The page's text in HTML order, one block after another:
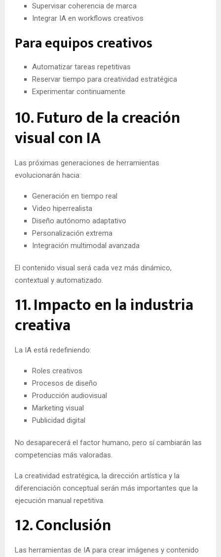
Supervisar coherencia de marca
Integrar IA en workflows creativos
Para equipos creativos
Automatizar tareas repetitivas
Reservar tiempo para creatividad estratégica
Experimentar continuamente
10. Futuro de la creación
visual con IA
Las próximas generaciones de herramientas
evolucionarán hacia:
Generación en tiempo real
Video hiperrealista
Diseño autónomo adaptativo
Personalización extrema
Integración multimodal avanzada
El contenido visual será cada vez más dinámico,
contextual y automatizado.
11. Impacto en la industria
creativa
La IA está redefiniendo:
Roles creativos
Procesos de diseño
Producción audiovisual
Marketing visual
Publicidad digital
No desaparecerá el factor humano, pero sí cambiarán las
competencias más valoradas.
La creatividad estratégica, la dirección artística y la
diferenciación conceptual serán más importantes que la
ejecución manual repetitiva.
12. Conclusión
Las herramientas de IA para crear imágenes y contenido